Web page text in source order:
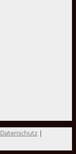
Datenschutz |